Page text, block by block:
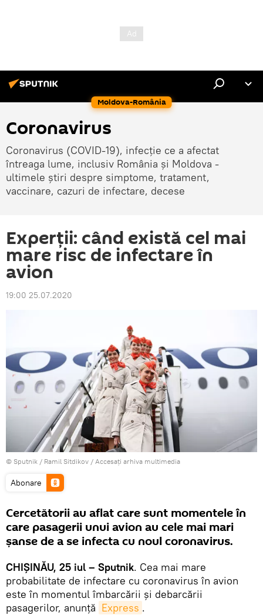
Moldova-România
Coronavirus
Coronavirus (COVID-19), infecție ce a afectat
întreaga lume, inclusiv România și Moldova -
ultimele știri despre simptome, tratament,
vaccinare, cazuri de infectare, decese
Experții: când există cel mai
mare risc de infectare în
avion
19:00 25.07.2020
© Sputnik / Ramil Sitdikov / Accesați arhiva multimedia
Abonare
Cercetătorii au aflat care sunt momentele în
care pasagerii unui avion au cele mai mari
șanse de a se infecta cu noul coronavirus.
CHIȘINĂU, 25 iul – Sputnik. Cea mai mare
probabilitate de infectare cu coronavirus în avion
este în momentul îmbarcării și debarcării
pasagerilor, anunță Express .